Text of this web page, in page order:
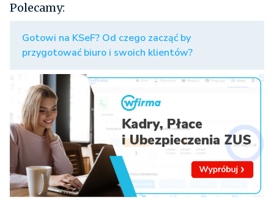
Polecamy:
Gotowi na KSeF? Od czego zacząć by
przygotować biuro i swoich klientów?